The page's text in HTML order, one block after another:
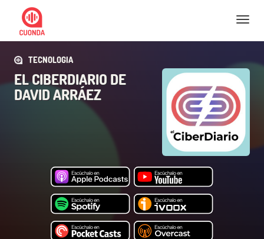
Nav
TECNOLOGIA
EL CIBERDIARIO DE
DAVID ARRÁEZ